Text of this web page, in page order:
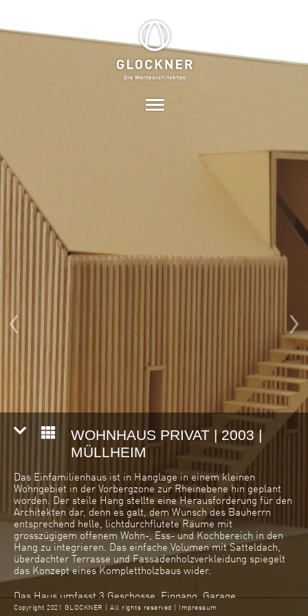
OFFENE STELLEN
KONTAKT
WOHNHAUS PRIVAT | 2003 |
MÜLLHEIM
Das Einfamilienhaus ist in Hanglage in einem kleinen
Wohngebiet in der Vorbergzone zur Rheinebene hin geplant
worden. Der steile Hang stellte eine Herausforderung für den
Architekten dar, denn es galt, dem Wunsch des Bauherrn
entsprechend helle, lichtdurchflutete Räume mit
grosszügigem offenem Wohn-, Ess- und Kochbereich in den
Hang zu integrieren. Das einfache Volumen mit Satteldach,
überdachter Terrasse und Fassadenholzverkleidung spiegelt
das Konzept eines Komplettholzbaus wider.
Das Haus umfasst 3 Geschosse. Eingang, Garage,
Waschküche, Vorratsräume und Haustechnik befinden sich im
Copyright 2021 GLOCKNER | All rights reserved | Impressum